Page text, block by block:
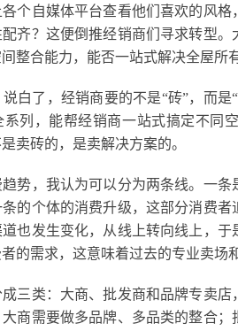
个自媒体平台查看他们喜欢的风
齐？这便倒推经销商们寻求转型。
整合能力，能否一站式解决全屋所
白了， 经销商要的不是“砖”，而是
系列，能帮经销商一站式搞定不同
卖砖的，是卖解决方案的。
势，我认为可以分为两条线。一
的个体的消费升级，这部分消费
也发生变化，从线上转向线上，
的需求，这意味着过去的专业卖场
三类：大商、批发商和品牌专卖
大商需要做多品牌、多品类的整合